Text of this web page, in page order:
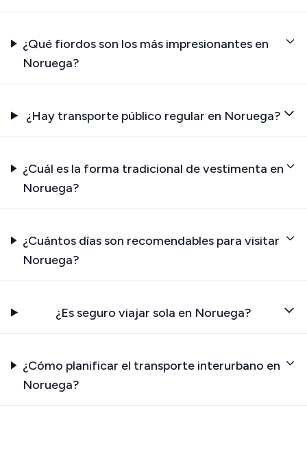
¿Qué fiordos son los más impresionantes en
Noruega?
¿Hay transporte público regular en Noruega?
¿Cuál es la forma tradicional de vestimenta en
Noruega?
¿Cuántos días son recomendables para visitar
Noruega?
¿Es seguro viajar sola en Noruega?
¿Cómo planificar el transporte interurbano en
Noruega?